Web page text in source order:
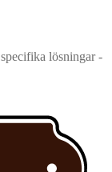
lösningar -